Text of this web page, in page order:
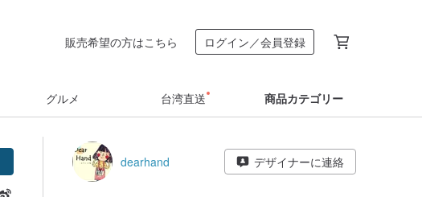
販売希望の方はこちら ログイン／会員登録
グルメ 台湾直送 商品カテゴリー
dearhand デザイナーに連絡